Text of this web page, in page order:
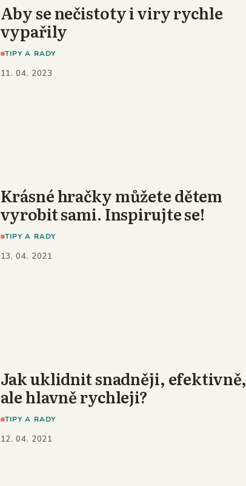
Aby se nečistoty i viry rychle
vypařily
TIPY A RADY
11. 04. 2023
Krásné hračky můžete dětem
vyrobit sami. Inspirujte se!
TIPY A RADY
13. 04. 2021
Jak uklidnit snadněji, efektivně,
ale hlavně rychleji?
TIPY A RADY
12. 04. 2021